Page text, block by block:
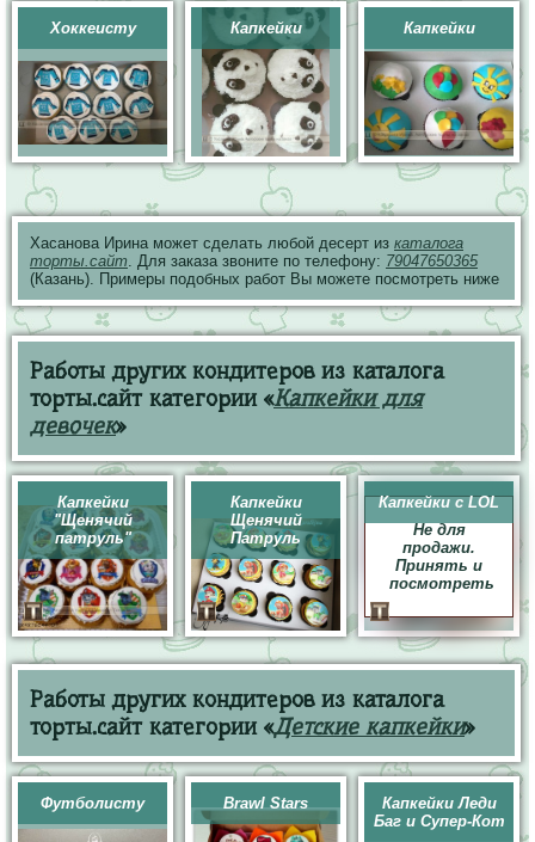
Хоккеисту Капкейки Капкейки
Хасанова Ирина может сделать любой десерт из каталога
торты.сайт. Для заказа звоните по телефону: 79047650365
(Казань). Примеры подобных работ Вы можете посмотреть ниже
Работы других кондитеров из каталога
торты.сайт категории «Капкейки для
девочек»
Капкейки
"Щенячий
патруль"
Капкейки
Щенячий
Патруль
Капкейки с LOL
Не для
продажи.
Принять и
посмотреть
Работы других кондитеров из каталога
торты.сайт категории «Детские капкейки»
Футболисту Brawl Stars
Капкейки Леди
Баг и Супер-Кот